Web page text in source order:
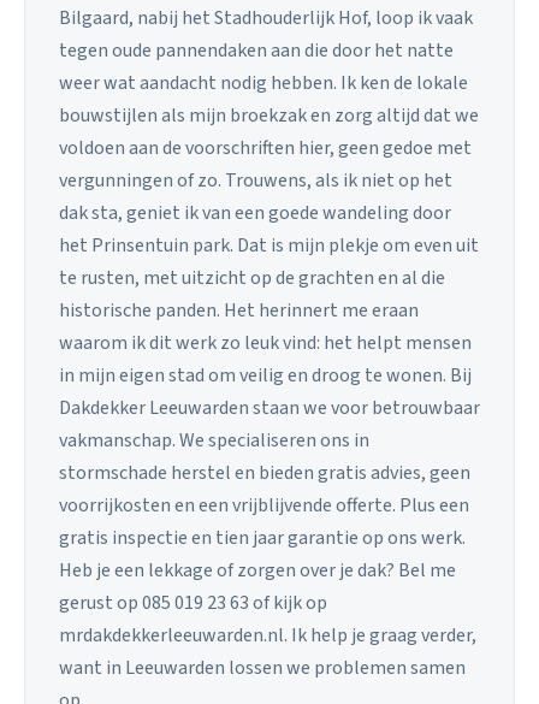
Bilgaard, nabij het Stadhouderlijk Hof, loop ik vaak
tegen oude pannendaken aan die door het natte
weer wat aandacht nodig hebben. Ik ken de lokale
bouwstijlen als mijn broekzak en zorg altijd dat we
voldoen aan de voorschriften hier, geen gedoe met
vergunningen of zo. Trouwens, als ik niet op het
dak sta, geniet ik van een goede wandeling door
het Prinsentuin park. Dat is mijn plekje om even uit
te rusten, met uitzicht op de grachten en al die
historische panden. Het herinnert me eraan
waarom ik dit werk zo leuk vind: het helpt mensen
in mijn eigen stad om veilig en droog te wonen. Bij
Dakdekker Leeuwarden staan we voor betrouwbaar
vakmanschap. We specialiseren ons in
stormschade herstel en bieden gratis advies, geen
voorrijkosten en een vrijblijvende offerte. Plus een
gratis inspectie en tien jaar garantie op ons werk.
Heb je een lekkage of zorgen over je dak? Bel me
gerust op 085 019 23 63 of kijk op
mrdakdekkerleeuwarden.nl. Ik help je graag verder,
want in Leeuwarden lossen we problemen samen